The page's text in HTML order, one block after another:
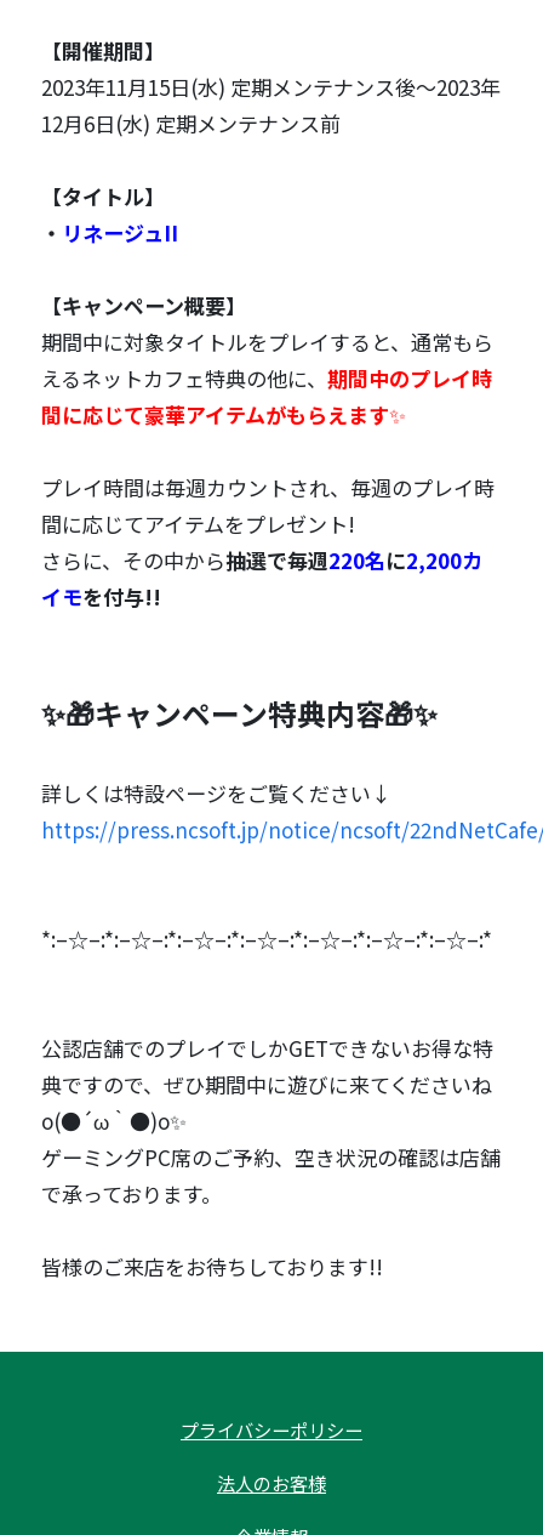
【開催期間】
2023年11月15日(水) 定期メンテナンス後〜2023年
12月6日(水) 定期メンテナンス前
【タイトル】
・ リネージュII
【キャンペーン概要】
期間中に対象タイトルをプレイすると、通常もら
えるネットカフェ特典の他に、期間中のプレイ時
間に応じて豪華アイテムがもらえます✨
プレイ時間は毎週カウントされ、毎週のプレイ時
間に応じてアイテムをプレゼント!
さらに、その中から抽選で毎週220名に2,200カ
イモを付与!!
✨🎁キャンペーン特典内容🎁✨
詳しくは特設ページをご覧ください↓
https://press.ncsoft.jp/notice/ncsoft/
*:–☆–:*:–☆–:*:–☆–:*:–☆–:*:–☆–:*:–☆–:*:–☆–:*
公認店舗でのプレイでしかGETできないお得な特
典ですので、ぜひ期間中に遊びに来てくださいね
o(●´ω｀●)o✨
ゲーミングPC席のご予約、空き状況の確認は店舗
で承っております。
皆様のご来店をお待ちしております!!
プライバシーポリシー
法人のお客様